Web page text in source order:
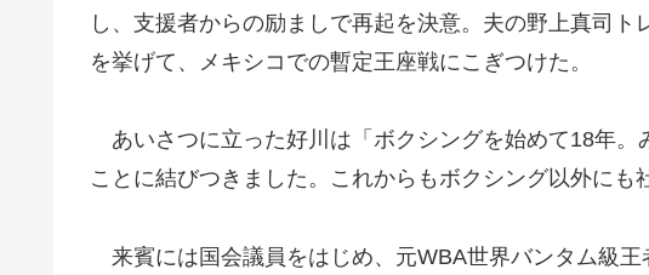
し、支援者からの励ましで再起を決意。夫の野上真司
を挙げて、メキシコでの暫定王座戦にこぎつけた。
あいさつに立った好川は「ボクシングを始めて18年。
ことに結びつきました。これからもボクシング以外に
来賓には国会議員をはじめ、元WBA世界バンタム級